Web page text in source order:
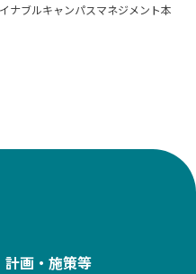
ナブルキャンパスマネジメント本
計画・施策等